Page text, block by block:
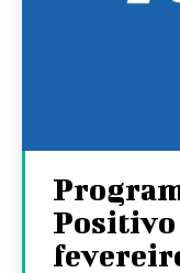
Positivo